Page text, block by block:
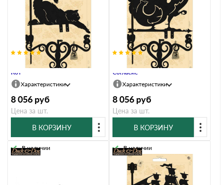
Флюгер Люкс Duck & Dog Л01
Кот
Характеристики
8 056 руб
Цена за шт.
В КОРЗИНУ
Флюгер Люкс Duck & Dog Л02
Согласие
Характеристики
8 056 руб
Цена за шт.
В КОРЗИНУ
В наличии В наличии